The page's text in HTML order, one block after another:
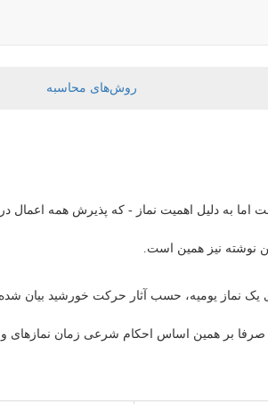
روش‌های محاسبه
به دلیل اهمیت نماز - که پذیرش همه اعمال
نوشته نیز همین است.
یک نماز یومیه، حسب آثار حرکت خورشید
بر همین اساس احکام شرعی زمان نمازهای